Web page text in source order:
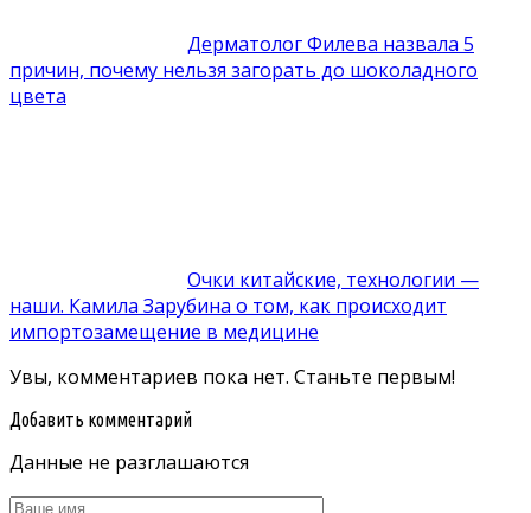
Дерматолог Филева назвала 5
причин, почему нельзя загорать до шоколадного
цвета
Очки китайские, технологии —
наши. Камила Зарубина о том, как происходит
импортозамещение в медицине
Увы, комментариев пока нет. Станьте первым!
Добавить комментарий
Данные не разглашаются